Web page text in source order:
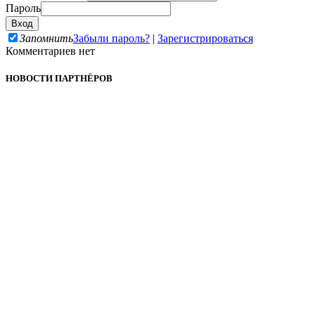
Пароль
ЗапомнитьЗабыли пароль? | Зарегистрироваться
Комментариев нет
НОВОСТИ ПАРТНЁРОВ